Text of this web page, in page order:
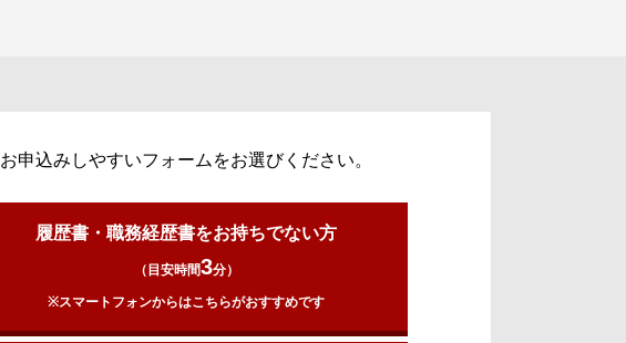
お申込みしやすいフォームをお選びください。
履歴書・職務経歴書をお持ちでない方
（目安時間3分）
※スマートフォンからはこちらがおすすめです